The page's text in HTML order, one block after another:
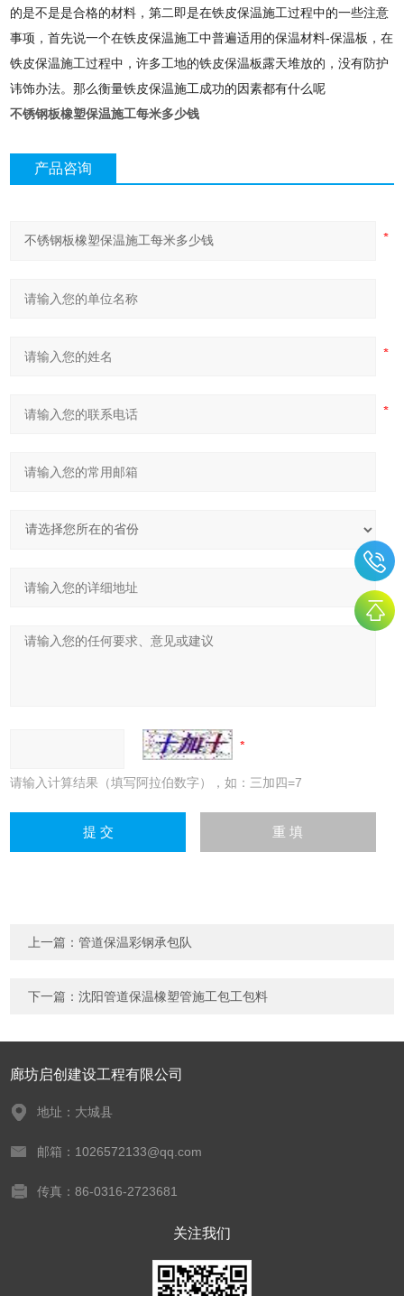
的是不是是合格的材料，第二即是在铁皮保温施工过程中的一些注意
事项，首先说一个在铁皮保温施工中普遍适用的保温材料-保温板，在
铁皮保温施工过程中，许多工地的铁皮保温板露天堆放的，没有防护
讳饰办法。那么衡量铁皮保温施工成功的因素都有什么呢
不锈钢板橡塑保温施工每米多少钱
产品咨询
请输入计算结果（填写阿拉伯数字），如：三加四=7
上一篇：管道保温彩钢承包队
下一篇：沈阳管道保温橡塑管施工包工包料
廊坊启创建设工程有限公司
地址：大城县
邮箱：1026572133@qq.com
传真：86-0316-2723681
关注我们